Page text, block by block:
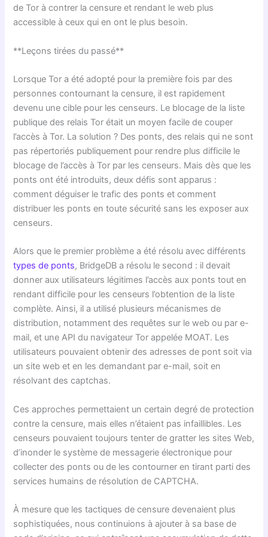
de Tor à contrer la censure et rendant le web plus
accessible à ceux qui en ont le plus besoin.
**Leçons tirées du passé**
Lorsque Tor a été adopté pour la première fois par des
personnes contournant la censure, il est rapidement
devenu une cible pour les censeurs. Le blocage de la liste
publique des relais Tor était un moyen facile de couper
l’accès à Tor. La solution ? Des ponts, des relais qui ne sont
pas répertoriés publiquement pour rendre plus difficile le
blocage de l’accès à Tor par les censeurs. Mais dès que les
ponts ont été introduits, deux défis sont apparus :
comment déguiser le trafic des ponts et comment
distribuer les ponts en toute sécurité sans les exposer aux
censeurs.
Alors que le premier problème a été résolu avec différents
types de ponts, BridgeDB a résolu le second : il devait
donner aux utilisateurs légitimes l’accès aux ponts tout en
rendant difficile pour les censeurs l’obtention de la liste
complète. Ainsi, il a utilisé plusieurs mécanismes de
distribution, notamment des requêtes sur le web ou par e-
mail, et une API du navigateur Tor appelée MOAT. Les
utilisateurs pouvaient obtenir des adresses de pont soit via
un site web et en les demandant par e-mail, soit en
résolvant des captchas.
Ces approches permettaient un certain degré de protection
contre la censure, mais elles n’étaient pas infaillibles. Les
censeurs pouvaient toujours tenter de gratter les sites Web,
d’inonder le système de messagerie électronique pour
collecter des ponts ou de les contourner en tirant parti des
services humains de résolution de CAPTCHA.
À mesure que les tactiques de censure devenaient plus
sophistiquées, nous continuions à ajouter à sa base de